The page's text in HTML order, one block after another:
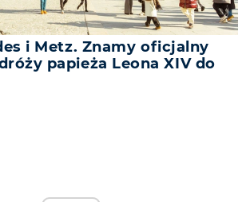
i Metz. Znamy oficjalny
papieża Leona XIV do